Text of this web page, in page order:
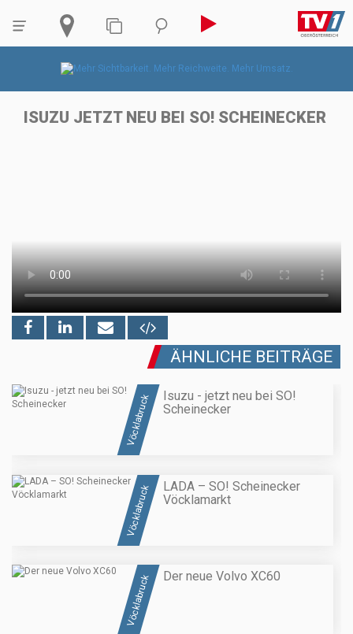
ISUZU JETZT NEU BEI SO! SCHEINECKER
ÄHNLICHE BEITRÄGE
Vöcklabruck
Isuzu - jetzt neu bei SO!
Scheinecker
Vöcklabruck
LADA – SO! Scheinecker
Vöcklamarkt
Vöcklabruck Der neue Volvo XC60